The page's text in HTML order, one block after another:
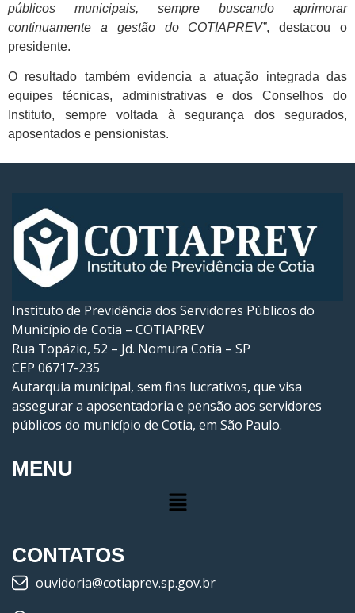
públicos municipais, sempre buscando aprimorar
continuamente a gestão do COTIAPREV”, destacou o
presidente.
O resultado também evidencia a atuação integrada das
equipes técnicas, administrativas e dos Conselhos do
Instituto, sempre voltada à segurança dos segurados,
aposentados e pensionistas.
Instituto de Previdência dos Servidores Públicos do
Município de Cotia – COTIAPREV
Rua Topázio, 52 – Jd. Nomura Cotia – SP
CEP 06717-235
Autarquia municipal, sem fins lucrativos, que visa
assegurar a aposentadoria e pensão aos servidores
públicos do município de Cotia, em São Paulo.
MENU
CONTATOS
ouvidoria@cotiaprev.sp.gov.br